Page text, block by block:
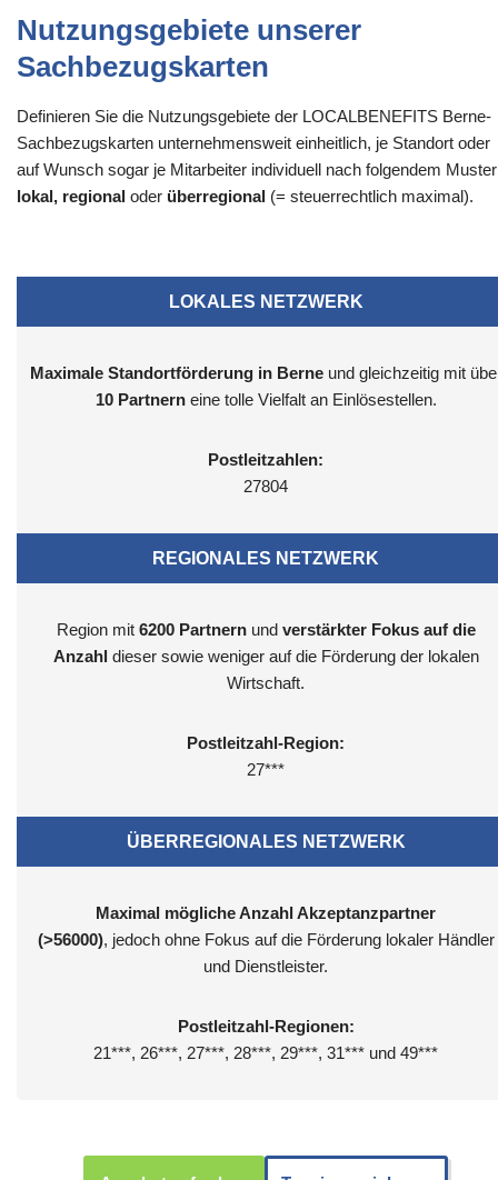
Nutzungsgebiete unserer
Sachbezugskarten
Definieren Sie die Nutzungsgebiete der LOCALBENEFITS Berne-
Sachbezugskarten unternehmensweit einheitlich, je Standort oder
auf Wunsch sogar je Mitarbeiter individuell nach folgendem
lokal, regional oder überregional (= steuerrechtlich maximal).
LOKALES NETZWERK
Maximale Standortförderung in Berneund gleichzeitig mit
10 Partnerneine tolle Vielfalt an Einlösestellen.
Postleitzahlen:
27804
REGIONALES NETZWERK
Region mit 6200 Partnernund verstärkter Fokus auf die
Anzahl dieser sowie weniger auf die Förderung der lokalen
Wirtschaft.
Postleitzahl-Region:
27***
ÜBERREGIONALES NETZWERK
Maximal mögliche Anzahl Akzeptanzpartner
(>56000), jedoch ohne Fokus auf die Förderung lokaler Händler
und Dienstleister.
Postleitzahl-Regionen:
21***, 26***, 27***, 28***, 29***, 31*** und 49***